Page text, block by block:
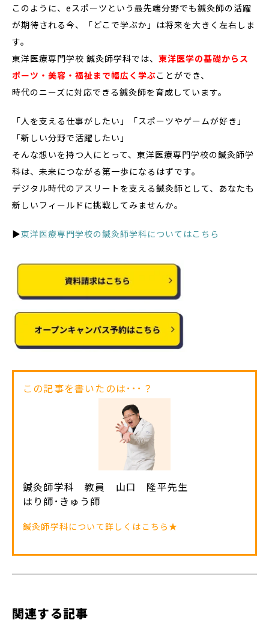
このように、eスポーツという最先端分野でも鍼灸師の活躍
が期待される今、「どこで学ぶか」は将来を大きく左右しま
す。
東洋医療専門学校 鍼灸師学科では、 東洋医学の基礎からス
ポーツ・美容・福祉まで幅広く学ぶことができ、
時代のニーズに対応できる鍼灸師を育成しています。
「人を支える仕事がしたい」「スポーツやゲームが好き」
「新しい分野で活躍したい」
そんな想いを持つ人にとって、東洋医療専門学校の鍼灸師学
科は、未来につながる第一歩になるはずです。
デジタル時代のアスリートを支える鍼灸師として、あなたも
新しいフィールドに挑戦してみませんか。
▶東洋医療専門学校の鍼灸師学科についてはこちら
この記事を書いたのは･･･？
鍼灸師学科 教員 山口 隆平先生
はり師･きゅう師
鍼灸師学科について詳しくはこちら★
関連する記事